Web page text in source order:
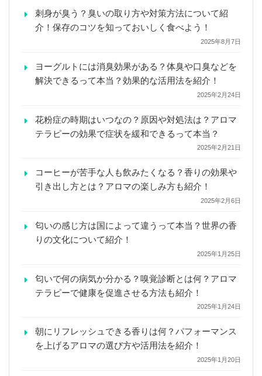
刺身が臭う？臭いの取り方や対策方法について紹
介！保存のコツを知っておいしく食べよう！
2025年8月7日
ヨーグルトには消臭効果がある？体臭や口臭などを
解決できるって本当？効果的な活用法を紹介！
2025年2月24日
花粉症の時期はいつなの？原因や対処法は？アロマ
テラピーの効果で症状を緩和できるって本当？
2025年2月21日
コーヒーが苦手な人も飲みたくなる？香りの効果や
引き出し方とは？アロマの楽しみ方も紹介！
2025年2月6日
匂いの感じ方は国によって違うって本当？世界の香
りの文化について紹介！
2025年1月25日
匂いで何の病気か分かる？嗅覚診断とは何？アロマ
テラピーで健康を促進させる方法も紹介！
2025年1月24日
朝にリフレッシュできる香りは何？パフォーマンス
を上げるアロマの選び方や活用法を紹介！
2025年1月20日